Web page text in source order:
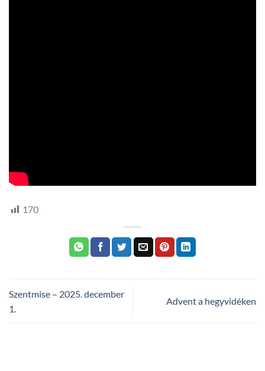
170
Szentmise – 2025. december
1.
Advent a hegyvidéken